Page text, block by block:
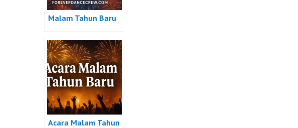
Malam Tahun Baru
Acara Malam Tahun